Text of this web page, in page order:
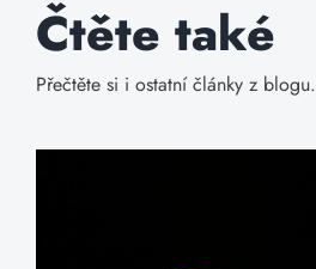
Čtěte také
Přečtěte si i ostatní články z blogu.